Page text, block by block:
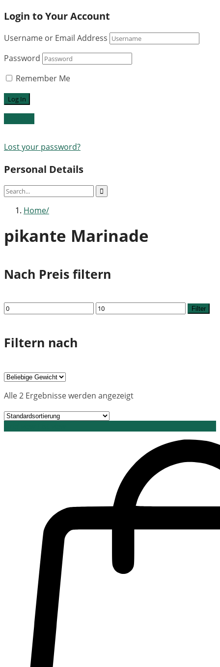
Login to Your Account
Username or Email Address
Password
Remember Me
Lost your password?
Personal Details
Home
pikante Marinade
Nach Preis filtern
Min.
Preis
Max.
Preis
Filter
Filtern nach
Alle 2 Ergebnisse werden angezeigt